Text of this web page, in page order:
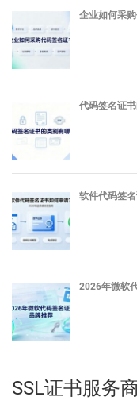
企业如何采
代码签名证
软件代码签
2026年微软
SSL证书服务